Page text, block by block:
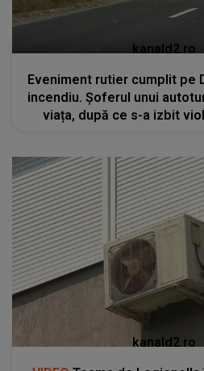
kanald2.ro
Eveniment rutier cumplit pe
incendiu. Șoferul unui
viața, după ce s-a izbit
kanald2.ro